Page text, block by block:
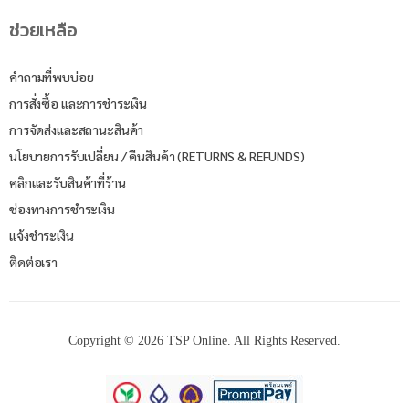
ช่วยเหลือ
คำถามที่พบบ่อย
การสั่งซื้อ และการชำระเงิน
การจัดส่งและสถานะสินค้า
นโยบายการรับเปลี่ยน / คืนสินค้า (RETURNS & REFUNDS)
คลิกและรับสินค้าที่ร้าน
ช่องทางการชำระเงิน
แจ้งชำระเงิน
ติดต่อเรา
Copyright © 2026 TSP Online. All Rights Reserved.